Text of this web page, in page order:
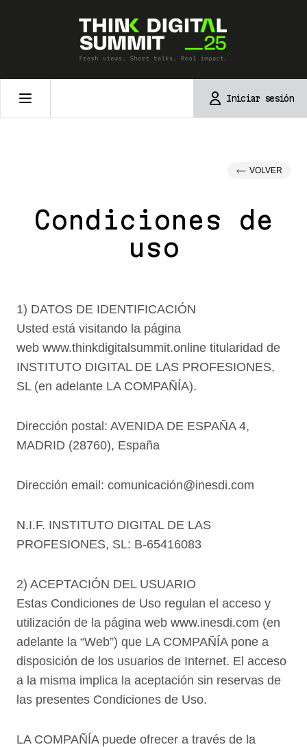
Iniciar sesión
VOLVER
Condiciones de
uso
1) DATOS DE IDENTIFICACIÓN
Usted está visitando la página
web www.thinkdigitalsummit.online titularidad de
INSTITUTO DIGITAL DE LAS PROFESIONES,
SL (en adelante LA COMPAÑÍA).
Dirección postal: AVENIDA DE ESPAÑA 4,
MADRID (28760), España
Dirección email: comunicación@inesdi.com
N.I.F. INSTITUTO DIGITAL DE LAS
PROFESIONES, SL: B-65416083
2) ACEPTACIÓN DEL USUARIO
Estas Condiciones de Uso regulan el acceso y
utilización de la página web www.inesdi.com (en
adelante la “Web”) que LA COMPAÑÍA pone a
disposición de los usuarios de Internet. El acceso
a la misma implica la aceptación sin reservas de
las presentes Condiciones de Uso.
LA COMPAÑÍA puede ofrecer a través de la